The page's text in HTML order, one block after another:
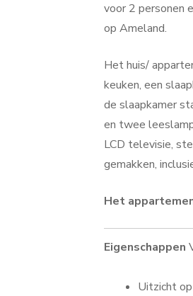
voor 2 personen
op Ameland.
Het huis/
keuken, een
de slaapkamer
en twee
LCD televisie,
gemakken,
Het
Eigenschappen
Uitzicht